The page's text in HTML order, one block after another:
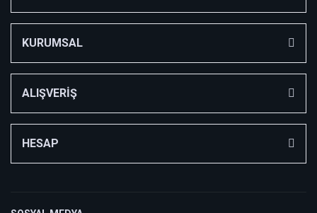
KURUMSAL
ALIŞVERİŞ
HESAP